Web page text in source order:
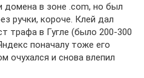
домена в зоне .com, но был
ручки, короче. Клей дал
трафа в Гугле (было 200-300
поначалу тоже его
очухался и снова влепил